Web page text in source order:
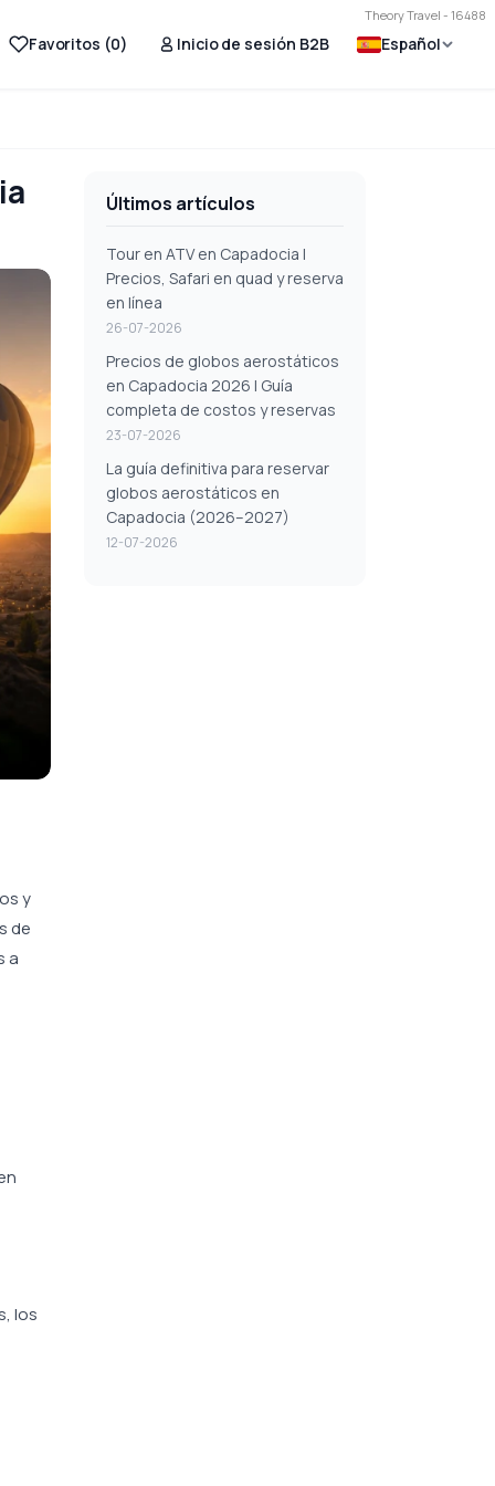
Theory Travel - 16488
Favoritos (0) Inicio de sesión B2B Español
y
de
a
los
Últimos artículos
Tour en ATV en Capadocia |
Precios, Safari en quad y reserva
en línea
26-07-2026
Precios de globos aerostáticos
en Capadocia 2026 | Guía
completa de costos y reservas
23-07-2026
La guía definitiva para reservar
globos aerostáticos en
Capadocia (2026–2027)
12-07-2026